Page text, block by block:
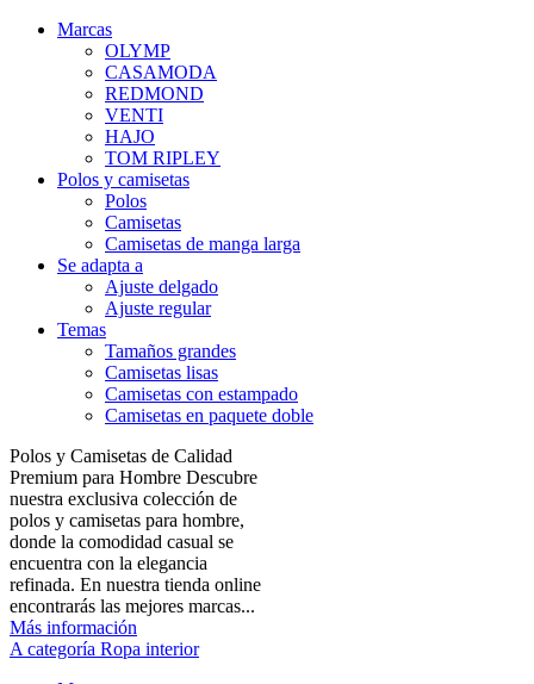
Marcas
OLYMP
CASAMODA
REDMOND
VENTI
HAJO
TOM RIPLEY
Polos y camisetas
Polos
Camisetas
Camisetas de manga larga
Se adapta a
Ajuste delgado
Ajuste regular
Temas
Tamaños grandes
Camisetas lisas
Camisetas con estampado
Camisetas en paquete doble
Polos y Camisetas de Calidad
Premium para Hombre Descubre
nuestra exclusiva colección de
polos y camisetas para hombre,
donde la comodidad casual se
encuentra con la elegancia
refinada. En nuestra tienda online
encontrarás las mejores marcas...
Más información
A categoría Ropa interior